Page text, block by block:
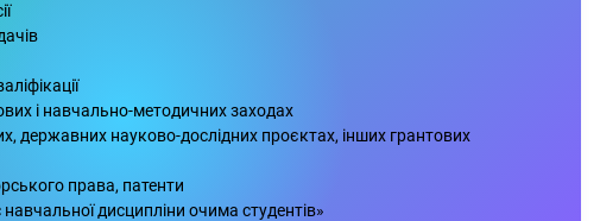
і навчально-методичних заходах
державних науково-дослідних проєктах, інших грантових
права, патенти
дисципліни очима студентів»